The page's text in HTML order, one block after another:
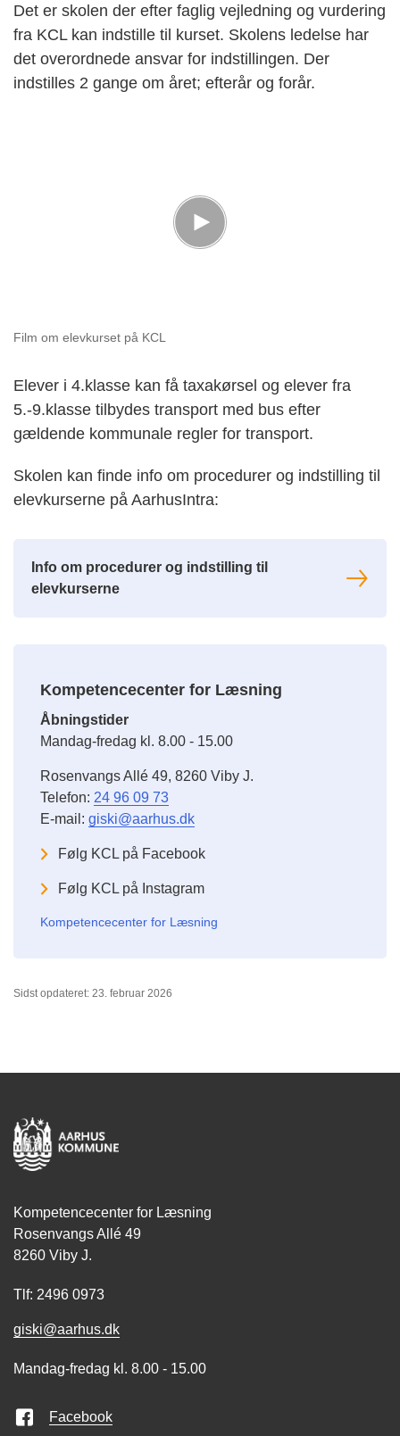
Det er skolen der efter faglig vejledning og vurdering
fra KCL kan indstille til kurset. Skolens ledelse har
det overordnede ansvar for indstillingen. Der
indstilles 2 gange om året; efterår og forår.
Film om elevkurset på KCL
Elever i 4.klasse kan få taxakørsel og elever fra
5.-9.klasse tilbydes transport med bus efter
gældende kommunale regler for transport.
Skolen kan finde info om procedurer og indstilling til
elevkurserne på AarhusIntra:
Info om procedurer og indstilling til
elevkurserne
Kompetencecenter for Læsning
Åbningstider
Mandag-fredag kl. 8.00 - 15.00
Rosenvangs Allé 49, 8260 Viby J.
Telefon: 24 96 09 73
E-mail: giski@aarhus.dk
Følg KCL på Facebook
Følg KCL på Instagram
Kompetencecenter for Læsning
Sidst opdateret: 23. februar 2026
Kompetencecenter for Læsning
Rosenvangs Allé 49
8260 Viby J.
Tlf: 2496 0973
giski@aarhus.dk
Mandag-fredag kl. 8.00 - 15.00
Facebook